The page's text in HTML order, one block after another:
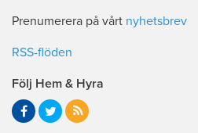
Prenumerera på vårt nyhetsbrev
RSS-flöden
Följ Hem & Hyra